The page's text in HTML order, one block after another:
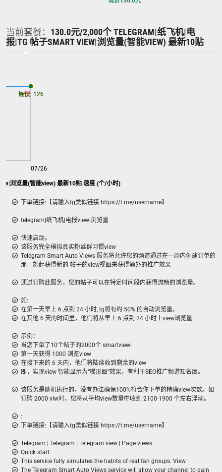
当前套餐： 130.0元/2,000个 TELEGRAM|纸飞机|电
报|TG 帖子SMART VIEW|浏览量(智能VIEW) 最新10贴
浏览量(智能view) 最新10贴 速度 (个/小时)
07/26
最慢: 126
最快: 126
下单链接:【请输入tg类似链接 https://t.me/username】
telegram|纸飞机|电报view|浏览量
快速启动。
该服务完全模拟真实粉丝群习惯view
Telegram Smart Auto Views 服务将允许您的频道通过在一周内创建订单的
那一刻起获得新的 帖子的view视图来获得额外的推广效果
通过订购此服务，您的帖子可以在特定时间段内获得流畅的浏览量。
如:
在第一天早上 6 点到 24 小时, tg将有约 50% 的自动浏览量。
在其他 6 天的时间里，他们将从早上 6 点到 24 小时上view浏览量
示例：
当您下单了10个帖子的2000个 smartview:
第一天获得 1000 浏览view
在接下来的 6 天内，他们将陆续收到剩余的view
即，实现view 智能显示为“梯形图”效果，有利于SEO推广频道知名度。
该服务是随机执行的，没有办法确保100%符合你下单的精确view次数。如
订购 2000 viw时，您将从平均view数量中收到 2100-1900 个左右浮动。
:
下单链接:【请输入tg类似链接 https://t.me/username】
Telegram | Telegram | Telegram view | Page views
Quick start.
This service fully simulates the habits of real fan groups. View
The Telegram Smart Auto Views service will allow your channel to gain